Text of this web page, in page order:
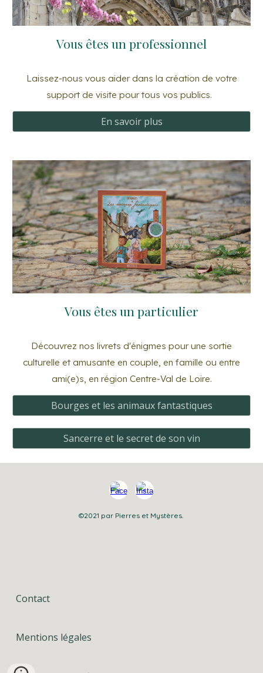
Vous êtes un professionnel
Laissez-nous vous aider dans la création de votre
support de visite pour tous vos publics.
En savoir plus
Vous êtes un particulier
Découvrez nos livrets d'énigmes pour une sortie
culturelle et amusante en couple, en famille ou entre
ami(e)s, en région Centre-Val de Loire.
Bourges et les animaux fantastiques
Sancerre et le secret de son vin
©2021 par Pierres et Mystères.
Contact
Mentions légales